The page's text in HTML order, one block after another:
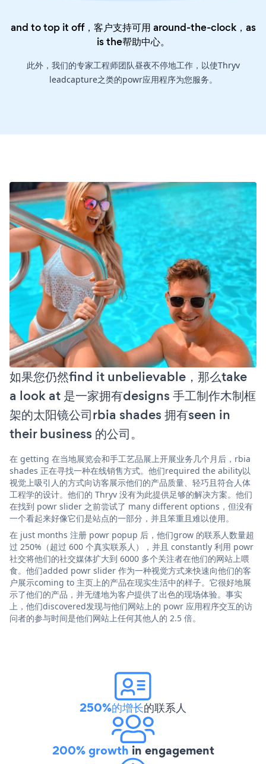
and to top it off，客户支持可用 around-the-clock，as
is the帮助中心。
此外，我们的专家工程师团队昼夜不停地工作，以使Thryv
leadcapture之类的powr应用程序为您服务。
如果您仍然find it unbelievable，那么take
a look at 是一家拥有designs 手工制作木制框
架的太阳镜公司rbia shades 拥有seen in
their business 的公司。
在 getting 在当地展览会和手工艺品展上开展业务几个月后，rbia
shades 正在寻找一种在线销售方式。他们required the ability以
视觉上吸引人的方式向访客展示他们的产品质量、轻巧且符合人体
工程学的设计。他们的 Thryv 没有为此提供足够的解决方案。他们
在找到 powr slider 之前尝试了 many different options，但没有
一个看起来好像它们是站点的一部分，并且笨重且难以使用。
在 just months 注册 powr popup 后，他们grow 的联系人数量超
过 250%（超过 600 个真实联系人），并且 constantly 利用 powr
社交将他们的社交媒体扩大到 6000 多个关注者在他们的网站上喂
食。他们added powr slider 作为一种视觉方式来快速向他们的客
户展示coming to 主页上的产品在现实生活中的样子。它很好地展
示了他们的产品，并无缝地为客户提供了出色的现场体验。事实
上，他们discovered发现与他们网站上的 powr 应用程序交互的访
问者的参与时间是他们网站上任何其他人的 2.5 倍。
250%的增长的联系人
200% growth in engagement